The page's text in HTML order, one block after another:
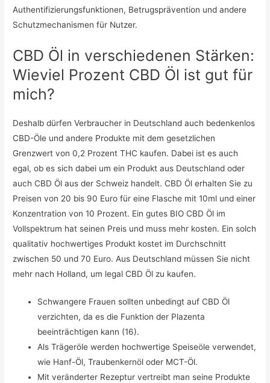
Authentifizierungsfunktionen, Betrugsprävention und andere
Schutzmechanismen für Nutzer.
CBD Öl in verschiedenen Stärken:
Wieviel Prozent CBD Öl ist gut für
mich?
Deshalb dürfen Verbraucher in Deutschland auch bedenkenlos
CBD-Öle und andere Produkte mit dem gesetzlichen
Grenzwert von 0,2 Prozent THC kaufen. Dabei ist es auch
egal, ob es sich dabei um ein Produkt aus Deutschland oder
auch CBD Öl aus der Schweiz handelt. CBD Öl erhalten Sie zu
Preisen von 20 bis 90 Euro für eine Flasche mit 10ml und einer
Konzentration von 10 Prozent. Ein gutes BIO CBD Öl im
Vollspektrum hat seinen Preis und muss mehr kosten. Ein solch
qualitativ hochwertiges Produkt kostet im Durchschnitt
zwischen 50 und 70 Euro. Aus Deutschland müssen Sie nicht
mehr nach Holland, um legal CBD Öl zu kaufen.
Schwangere Frauen sollten unbedingt auf CBD Öl
verzichten, da es die Funktion der Plazenta
beeinträchtigen kann (16).
Als Trägeröle werden hochwertige Speiseöle verwendet,
wie Hanf-Öl, Traubenkernöl oder MCT-Öl.
Mit veränderter Rezeptur vertreibt man seine Produkte